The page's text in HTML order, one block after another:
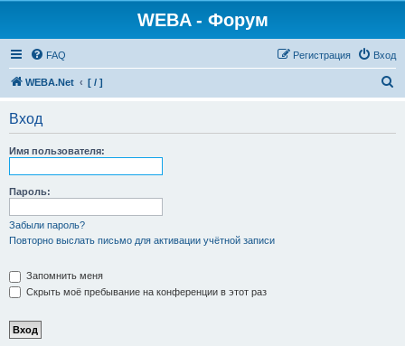
WEBA - Форум
FAQ Вход
Регистрация
WEBA.Net [ / ]
Вход
Имя пользователя:
Пароль:
Забыли пароль?
Повторно выслать письмо для активации учётной записи
Запомнить меня
Скрыть моё пребывание на конференции в этот раз